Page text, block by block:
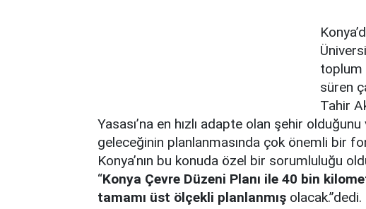
toplum
süren
Tahir
Yasası’na en hızlı adapte olan şehir
geleceğinin planlanmasında çok önemli bir
Konya’nın bu konuda özel bir sorumluluğu
“Konya Çevre Düzeni Planı ile 40 bin
tamamı üst ölçekli planlanmış olacak.”dedi.